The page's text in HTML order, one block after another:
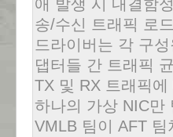
애 발생 시 내결함
송/수신 트래픽 로
드라이버는 각 구
댑터들 간 트래픽
TX 및 RX 트래픽
하나의 가상 NIC만
VMLB 팀이 AFT 팀